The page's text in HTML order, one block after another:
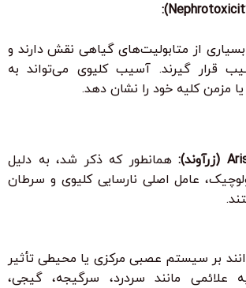
از متابولیت‌های گیاهی نقش دارند و
قرار گیرند. آسیب کلیوی می‌تواند به
مزمن کلیه خود را نشان دهد.
همانطور که ذکر شد، به دلیل
عامل اصلی نارسایی کلیوی و سرطان
بر سیستم عصبی مرکزی یا محیطی تأثیر
علائمی مانند سردرد، سرگیجه، گیجی،